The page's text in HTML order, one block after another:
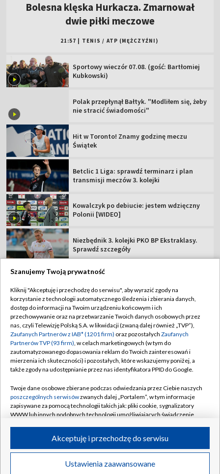
Transmisje Wideo
Bolesna klęska Hurkacza. Zmarnował
dwie piłki meczowe
21:57 TENIS / ATP (MĘŻCZYŹNI)
Sportowy wieczór 07.08. (gość: Bartłomiej
Kubkowski)
Polak przepłynął Bałtyk. "Modliłem się, żeby
nie stracić świadomości"
Hit w Toronto! Znamy godzinę meczu
Świątek
Betclic 1 Liga: sprawdź terminarz i plan
transmisji meczów 3. kolejki
Kowalczyk po debiucie: jestem wdzięczny
Polonii [WIDEO]
Niezbędnik 3. kolejki PKO BP Ekstraklasy.
Sprawdź szczegóły
TVP
Abonament TVP
Sklep TVP
Biuro Reklamy
Oferta Handlowa
Emisja w TVP
Rada Programowa
Ogłoszenia przetargowe
Akademia Telewizyjna
Regulamin TVP
Polityka prywatności
Moje zgody
Biuro reklamy
Kanały
©2026 Telewizja Polska Spółka Akcyjna w likwidacji
Szanujemy Twoją prywatność
Kliknij "Akceptuję i przechodzę do serwisu", aby wyrazić zgody na
korzystanie z technologii automatycznego śledzenia i zbierania danych,
dostęp do informacji na Twoim urządzeniu końcowym i ich
przechowywanie oraz na przetwarzanie Twoich danych osobowych przez
nas, czyli Telewizję Polską S.A. w likwidacji (zwaną dalej również „TVP”),
Zaufanych Partnerów z IAB* (1201 firm) oraz pozostałych Zaufanych
Partnerów TVP (93 firm), w celach marketingowych (w tym do
zautomatyzowanego dopasowania reklam do Twoich zainteresowań i
mierzenia ich skuteczności) i pozostałych, które wskazujemy poniżej, a
także zgody na udostępnianie przez nas identyfikatora PPID do Google.
Twoje dane osobowe zbierane podczas odwiedzania przez Ciebie naszych
poszczególnych serwisówzwanych dalej „Portalem”, w tym informacje
zapisywane za pomocą technologii takich jak: pliki cookie, sygnalizatory
WWW lub innych podobnych technologii umożliwiających świadczenie
ruchu w Internecie.
Twoje dane osobowe zbierane podczas odwiedzania przez Ciebie
poszczególnych serwisówna Portalu, takie jak adresy IP, identyfikatory
Ustawienia zaawansowane
Akceptuję i przechodzę do serwisu